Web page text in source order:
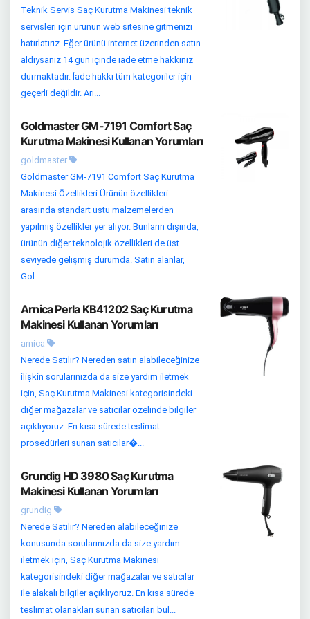
Teknik Servis Saç Kurutma Makinesi teknik
servisleri için ürünün web sitesine gitmenizi
hatırlatırız. Eğer ürünü internet üzerinden satın
aldıysanız 14 gün içinde iade etme hakkınız
durmaktadır. İade hakkı tüm kategoriler için
geçerli değildir. Arı...
Goldmaster GM-7191 Comfort Saç
Kurutma Makinesi Kullanan Yorumları
goldmaster
Goldmaster GM-7191 Comfort Saç Kurutma
Makinesi Özellikleri Ürünün özellikleri
arasında standart üstü malzemelerden
yapılmış özellikler yer alıyor. Bunların dışında,
ürünün diğer teknolojik özellikleri de üst
seviyede gelişmiş durumda. Satın alanlar,
Gol...
Arnica Perla KB41202 Saç Kurutma
Makinesi Kullanan Yorumları
arnica
Nerede Satılır? Nereden satın alabileceğinize
ilişkin sorularınızda da size yardım iletmek
için, Saç Kurutma Makinesi kategorisindeki
diğer mağazalar ve satıcılar özelinde bilgiler
açıklıyoruz. En kısa sürede teslimat
prosedürleri sunan satıcılar�...
Grundig HD 3980 Saç Kurutma
Makinesi Kullanan Yorumları
grundig
Nerede Satılır? Nereden alabileceğinize
konusunda sorularınızda da size yardım
iletmek için, Saç Kurutma Makinesi
kategorisindeki diğer mağazalar ve satıcılar
ile alakalı bilgiler açıklıyoruz. En kısa sürede
teslimat olanakları sunan satıcıları bul...